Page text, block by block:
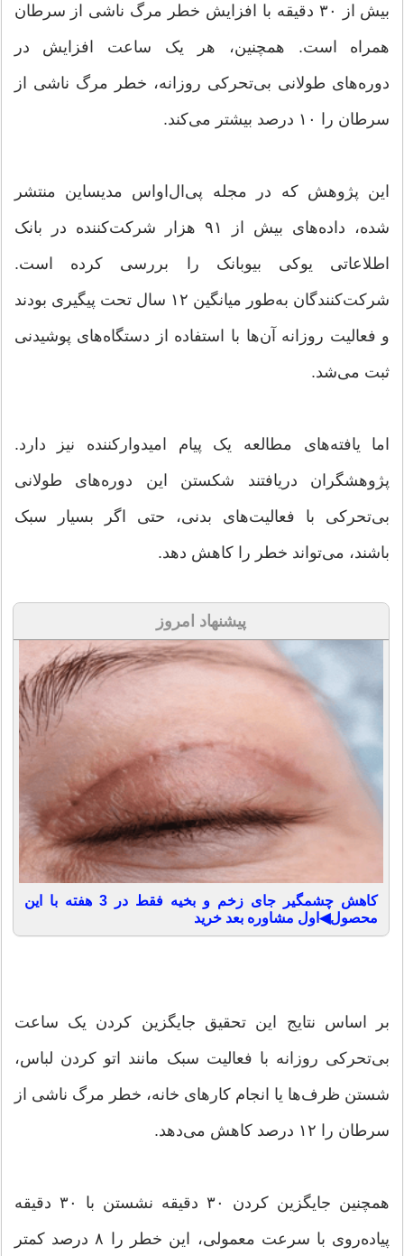
بیش از ۳۰ دقیقه با افزایش خطر مرگ ناشی از سرطان
همراه است. همچنین، هر یک ساعت افزایش در
دوره‌های طولانی بی‌تحرکی روزانه، خطر مرگ ناشی از
سرطان را ۱۰ درصد بیشتر می‌کند.
این پژوهش که در مجله پی‌ال‌او‌اس مدیساین منتشر
شده، داده‌های بیش از ۹۱ هزار شرکت‌کننده در بانک
اطلاعاتی یو‌کی بیوبانک را بررسی کرده است.
شرکت‌کنندگان به‌طور میانگین ۱۲ سال تحت پیگیری بودند
و فعالیت روزانه آن‌ها با استفاده از دستگاه‌های پوشیدنی
ثبت می‌شد.
اما یافته‌های مطالعه یک پیام امیدوارکننده نیز دارد.
پژوهشگران دریافتند شکستن این دوره‌های طولانی
بی‌تحرکی با فعالیت‌های بدنی، حتی اگر بسیار سبک
باشند، می‌تواند خطر را کاهش دهد.
پیشنهاد امروز
کاهش چشمگیر جای زخم و بخیه فقط در 3 هفته با این
محصول◀اول مشاوره بعد خرید
بر اساس نتایج این تحقیق جایگزین کردن یک ساعت
بی‌تحرکی روزانه با فعالیت سبک مانند اتو کردن لباس،
شستن ظرف‌ها یا انجام کارهای خانه، خطر مرگ ناشی از
سرطان را ۱۲ درصد کاهش می‌دهد.
همچنین جایگزین کردن ۳۰ دقیقه نشستن با ۳۰ دقیقه
پیاده‌روی با سرعت معمولی، این خطر را ۸ درصد کمتر